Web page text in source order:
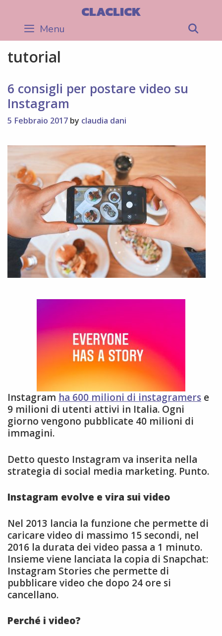
content
CLACLICK
Menu
tutorial
6 consigli per postare video su
Instagram
5 Febbraio 2017 by claudia dani
Instagram ha 600 milioni di instagramers e
9 milioni di utenti attivi in Italia. Ogni
giorno vengono pubblicate 40 milioni di
immagini.
Detto questo Instagram va inserita nella
strategia di social media marketing. Punto.
Instagram evolve e vira sui video
Nel 2013 lancia la funzione che permette di
caricare video di massimo 15 secondi, nel
2016 la durata dei video passa a 1 minuto.
Insieme viene lanciata la copia di Snapchat:
Instagram Stories che permette di
pubblicare video che dopo 24 ore si
cancellano.
Perché i video?